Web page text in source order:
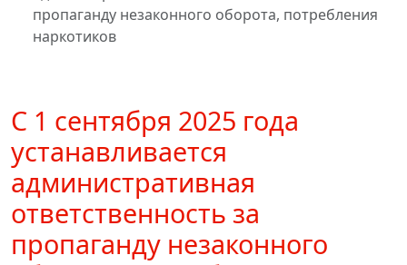
пропаганду незаконного оборота, потребления
наркотиков
С 1 сентября 2025 года
устанавливается
административная
ответственность за
пропаганду незаконного